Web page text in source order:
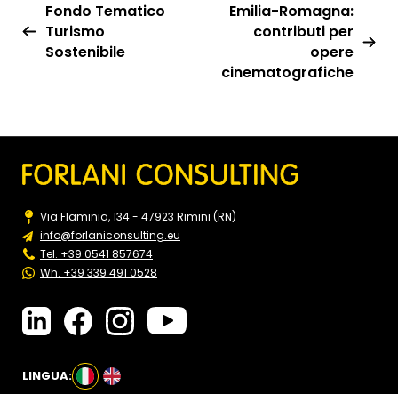
Fondo Tematico
Turismo
Sostenibile
Emilia-Romagna:
contributi per
opere
cinematografiche
Via Flaminia, 134 - 47923 Rimini (RN)
info@forlaniconsulting.eu
Tel. +39 0541 857674
Wh. +39 339 491 0528
LINGUA: